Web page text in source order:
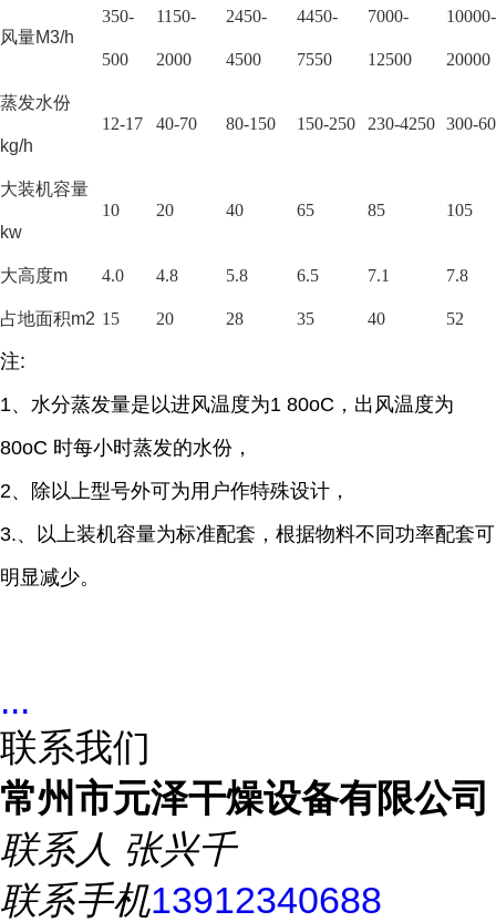
风量M3/h
350-
500
1150-
2000
2450-
4500
4450-
7550
7000-
12500
10000-
20000
蒸发水份
kg/h
12-17 40-70 80-150 150-250 230-4250 300-
大装机容量
kw
10 20 40 65 85 105
大高度m 4.0 4.8 5.8 6.5 7.1 7.8
占地面积m2 15 20 28 35 40 52
注:
1、 水分蒸发量是以进风温度为1 80oC，出风温度为
80oC 时每小时蒸发的水份，
2、除以上型号外可为用户作特殊设计，
3.、 以上装机容量为标准配套，根据物料不同功率配套可
明显减少。
...
联系我们
常州市元泽干燥设备有限公司
联系人 张兴千
联系手机13912340688